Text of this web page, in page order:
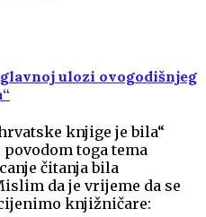
ulozi ovogodišnjeg
knjige je bila“
toga tema
čitanja bila
da je vrijeme da se
knjižničare: